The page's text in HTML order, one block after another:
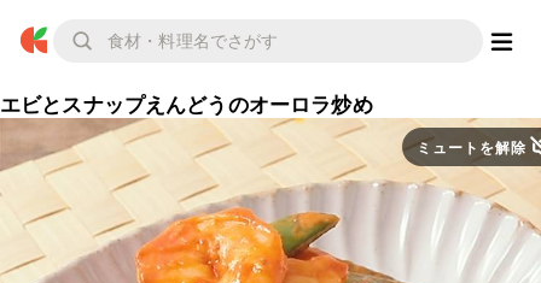
エビとスナップえんどうのオーロラ炒め
ミュートを解除